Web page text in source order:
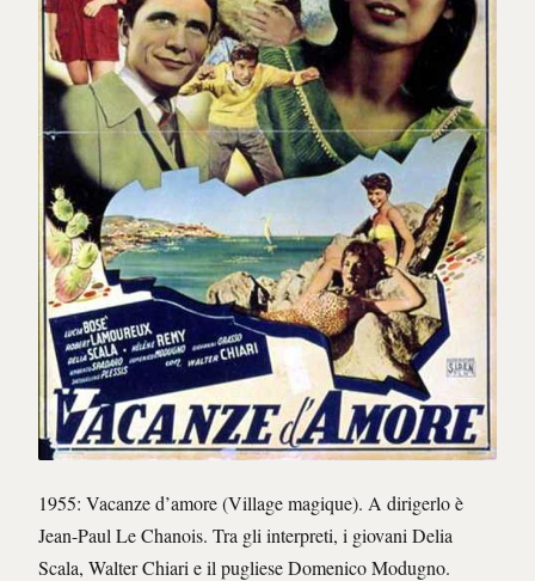
1955: Vacanze d’amore (Village magique). A dirigerlo è
Jean-Paul Le Chanois. Tra gli interpreti, i giovani Delia
Scala, Walter Chiari e il pugliese Domenico Modugno.